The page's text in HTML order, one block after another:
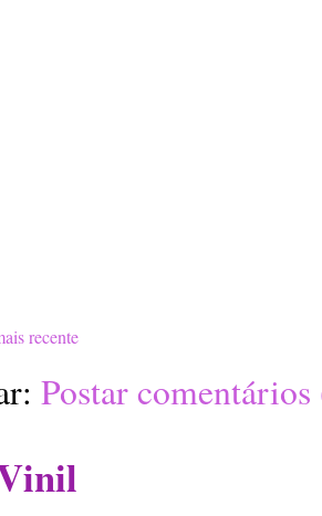
recente
Postar